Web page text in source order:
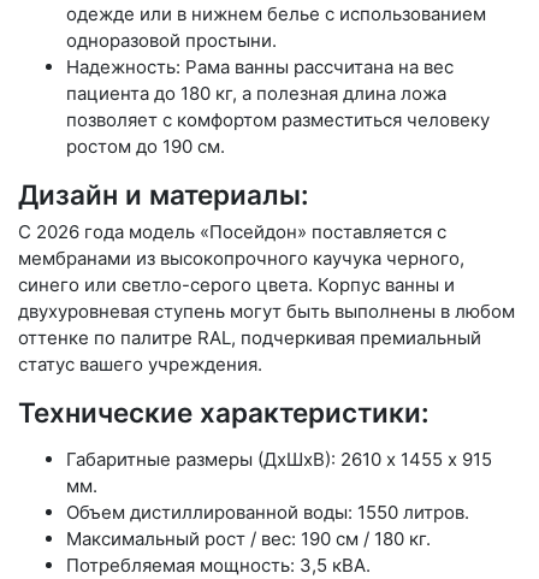
одежде или в нижнем белье с использованием
одноразовой простыни.
Надежность: Рама ванны рассчитана на вес
пациента до 180 кг, а полезная длина ложа
позволяет с комфортом разместиться человеку
ростом до 190 см.
Дизайн и материалы:
С 2026 года модель «Посейдон» поставляется с
мембранами из высокопрочного каучука черного,
синего или светло-серого цвета. Корпус ванны и
двухуровневая ступень могут быть выполнены в любом
оттенке по палитре RAL, подчеркивая премиальный
статус вашего учреждения.
Технические характеристики:
Габаритные размеры (ДхШхВ): 2610 х 1455 х 915
мм.
Объем дистиллированной воды: 1550 литров.
Максимальный рост / вес: 190 см / 180 кг.
Потребляемая мощность: 3,5 кВА.